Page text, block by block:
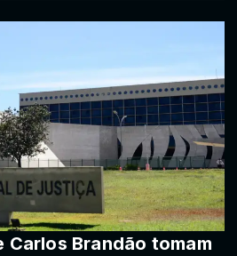
Carlos Brandão tomam